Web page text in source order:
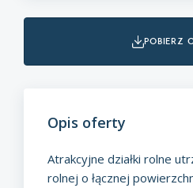
pobierz
Opis oferty
Atrakcyjne działki rolne
rolnej o łącznej